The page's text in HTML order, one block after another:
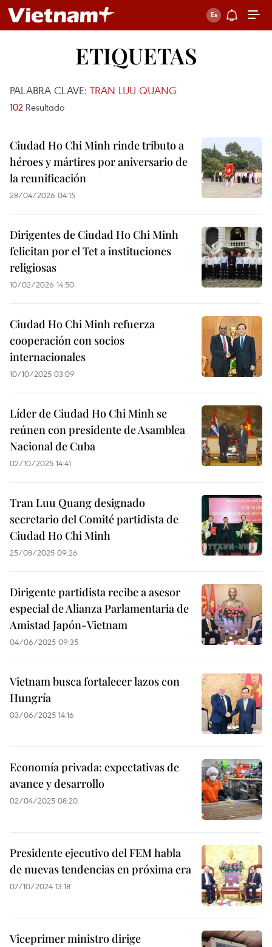
ETIQUETAS
PALABRA CLAVE: TRAN LUU QUANG
102 Resultado
Ciudad Ho Chi Minh rinde tributo a
héroes y mártires por aniversario de
la reunificación
28/04/2026 04:15
Dirigentes de Ciudad Ho Chi Minh
felicitan por el Tet a instituciones
religiosas
10/02/2026 14:50
Ciudad Ho Chi Minh refuerza
cooperación con socios
internacionales
10/10/2025 03:09
Líder de Ciudad Ho Chi Minh se
reúnen con presidente de Asamblea
Nacional de Cuba
02/10/2025 14:41
Tran Luu Quang designado
secretario del Comité partidista de
Ciudad Ho Chi Minh
25/08/2025 09:26
Dirigente partidista recibe a asesor
especial de Alianza Parlamentaria de
Amistad Japón-Vietnam
04/06/2025 09:35
Vietnam busca fortalecer lazos con
Hungría
03/06/2025 14:16
Economía privada: expectativas de
avance y desarrollo
02/04/2025 08:20
Presidente ejecutivo del FEM habla
de nuevas tendencias en próxima era
07/10/2024 13:18
Viceprimer ministro dirige